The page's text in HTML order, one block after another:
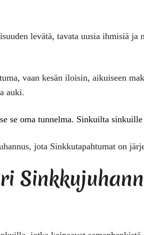
levätä, tavata uusia ihmisiä ja
vaan kesän iloisin, aikuiseen
auki.
se oma tunnelma. Sinkuilta sinkuille
jota Sinkkutapahtumat on